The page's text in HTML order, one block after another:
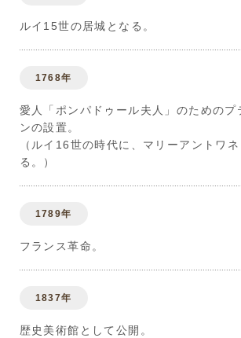
ルイ15世の居城となる。
1768年
愛人「ポンパドゥール夫人」のためのプ
ンの設置。
（ルイ16世の時代に、マリーアントワ
る。）
1789年
フランス革命。
1837年
歴史美術館として公開。